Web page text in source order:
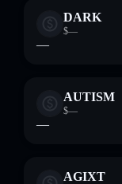
DARK
$—
—
AUTISM
$—
—
AGIXT